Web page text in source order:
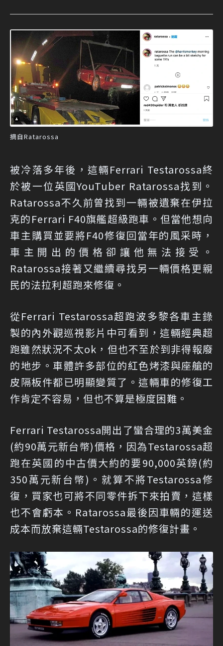
摘自Ratarossa
被冷落多年後，這輛Ferrari Testarossa終
於被一位英國YouTuber Ratarossa找到。
Ratarossa不久前曾找到一輛被遺棄在伊拉
克的Ferrari F40旗艦超級跑車。但當他想向
車主購買並要將F40修復回當年的風采時，
車主開出的價格卻讓他無法接受。
Ratarossa接著又繼續尋找另一輛價格更親
民的法拉利超跑來修復。
從Ferrari Testarossa超跑波多黎各車主錄
製的內外觀巡視影片中可看到，這輛經典超
跑雖然狀況不太ok，但也不至於到非得報廢
的地步。車體許多部位的紅色烤漆與座艙的
皮隔板件都已明顯變質了。這輛車的修復工
作肯定不容易，但也不算是極度困難。
Ferrari Testarossa開出了蠻合理的3萬美金
(約90萬元新台幣)價格，因為Testarossa超
跑在英國的中古價大約的要90,000英鎊(約
350萬元新台幣)。就算不將Testarossa修
復，買家也可將不同零件拆下來拍賣，這樣
也不會虧本。Ratarossa最後因車輛的運送
成本而放棄這輛Testarossa的修復計畫。